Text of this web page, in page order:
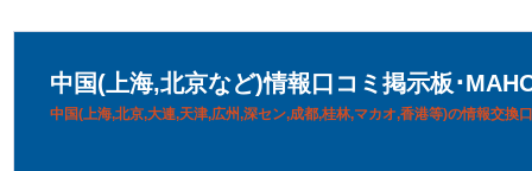
中国(上海,北京など)情報口コミ掲示板･
中国(上海,北京,大連,天津,広州,深セン,成都,桂林,マカオ,香港等)の情報交換